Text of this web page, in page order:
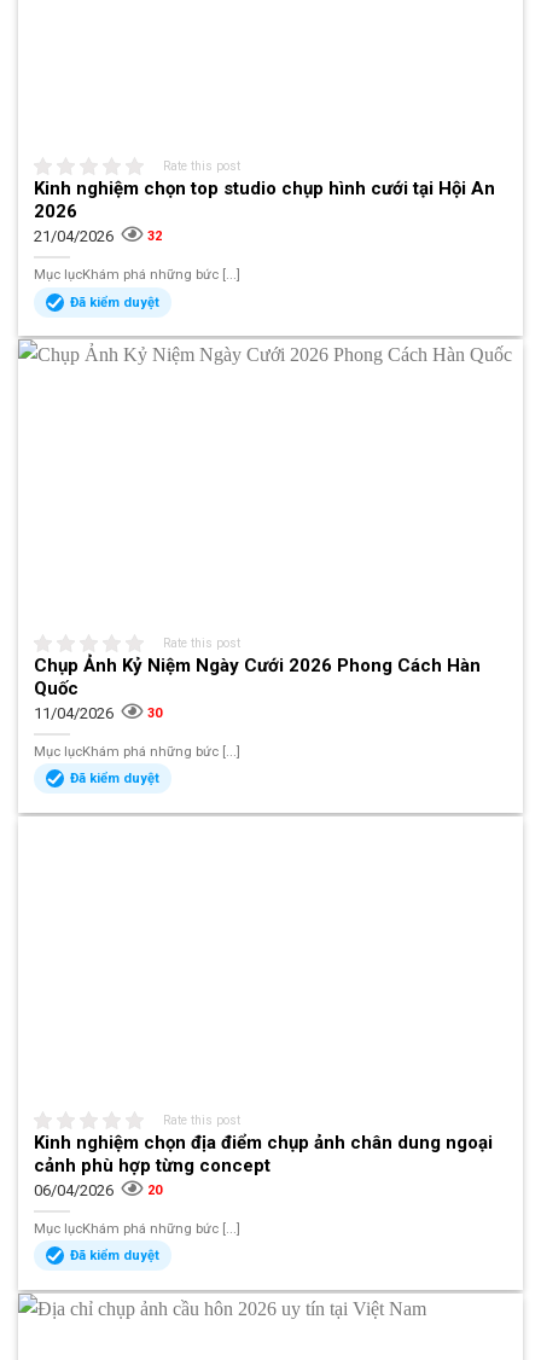
Rate this post
Kinh nghiệm chọn top studio chụp hình cưới tại Hội An
2026
21/04/2026 32
Mục lụcKhám phá những bức [...]
Đã kiểm duyệt
Rate this post
Chụp Ảnh Kỷ Niệm Ngày Cưới 2026 Phong Cách Hàn
Quốc
11/04/2026 30
Mục lụcKhám phá những bức [...]
Đã kiểm duyệt
Rate this post
Kinh nghiệm chọn địa điểm chụp ảnh chân dung ngoại
cảnh phù hợp từng concept
06/04/2026 20
Mục lụcKhám phá những bức [...]
Đã kiểm duyệt